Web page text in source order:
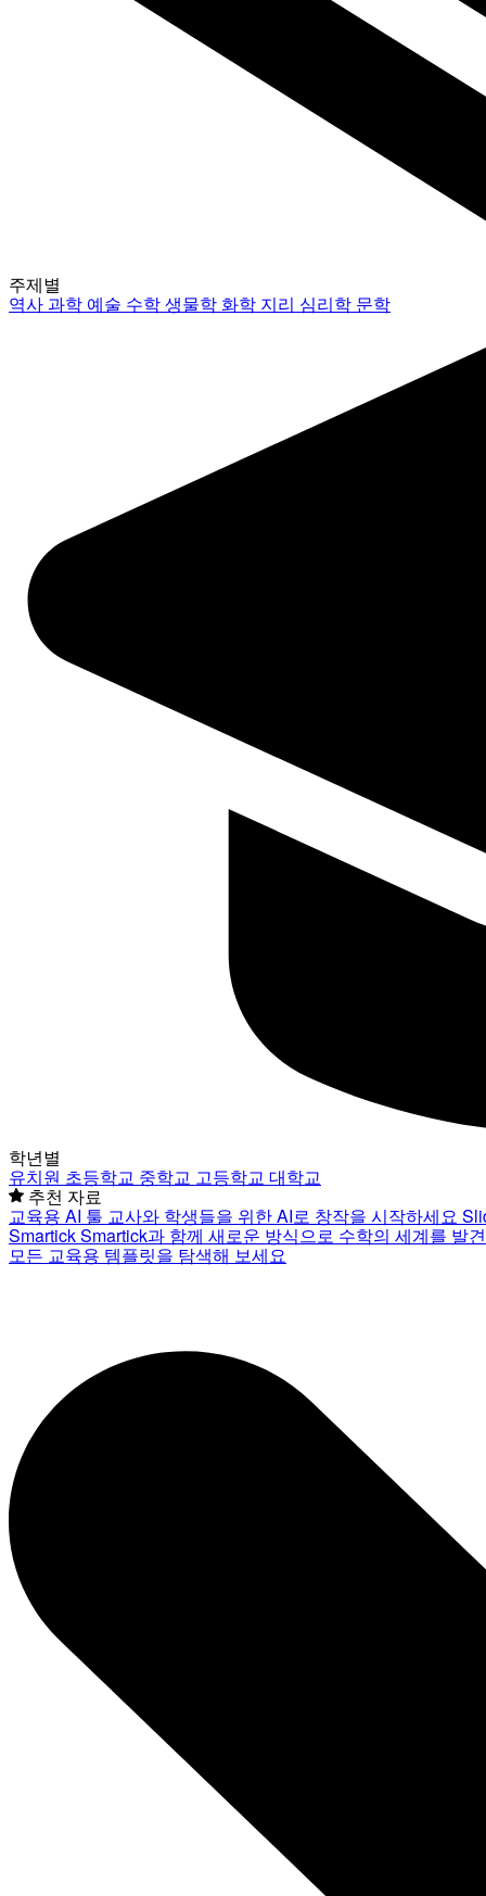
주제별
역사과학 예술 수학생물학 화학 지리 심리학 문학
학년별
유치원 초등학교 중학교 고등학교 대학교
추천 자료
교육용 AI 툴 교사와 학생들을 위한 AI로 창작을 시작하세요
SmartickSmartick과 함께 새로운 방식으로 수학의 세계를 발
모든 교육용 템플릿을 탐색해 보세요